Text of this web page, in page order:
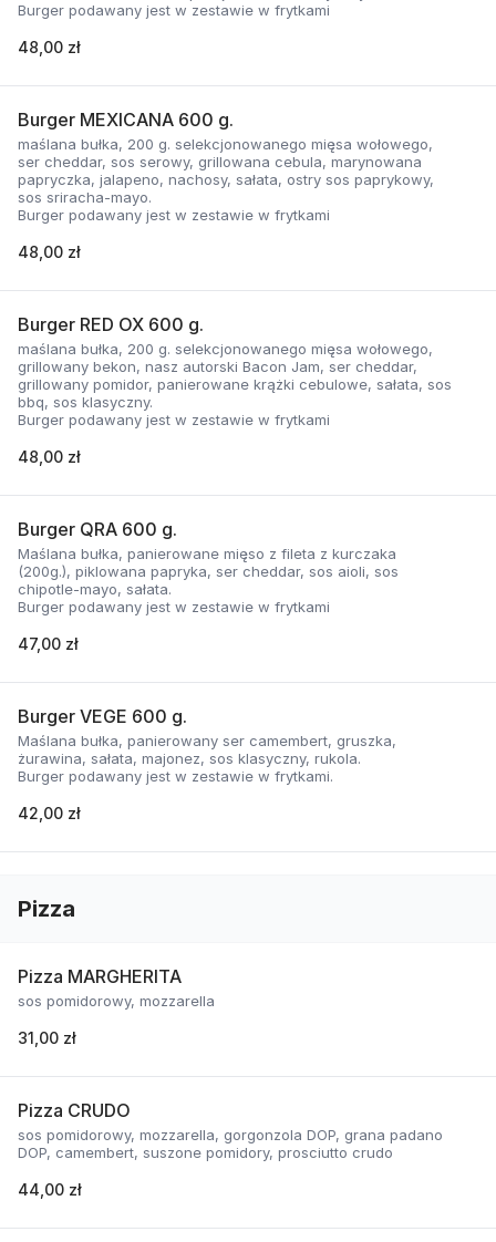
Burger podawany jest w zestawie w frytkami
48,00 zł
Burger MEXICANA 600 g.
maślana bułka, 200 g. selekcjonowanego mięsa wołowego,
ser cheddar, sos serowy, grillowana cebula, marynowana
papryczka, jalapeno, nachosy, sałata, ostry sos paprykowy,
sos sriracha-mayo.
Burger podawany jest w zestawie w frytkami
48,00 zł
Burger RED OX 600 g.
maślana bułka, 200 g. selekcjonowanego mięsa wołowego,
grillowany bekon, nasz autorski Bacon Jam, ser cheddar,
grillowany pomidor, panierowane krążki cebulowe, sałata, sos
bbq, sos klasyczny.
Burger podawany jest w zestawie w frytkami
48,00 zł
Burger QRA 600 g.
Maślana bułka, panierowane mięso z fileta z kurczaka
(200g.), piklowana papryka, ser cheddar, sos aioli, sos
chipotle-mayo, sałata.
Burger podawany jest w zestawie w frytkami
47,00 zł
Burger VEGE 600 g.
Maślana bułka, panierowany ser camembert, gruszka,
żurawina, sałata, majonez, sos klasyczny, rukola.
Burger podawany jest w zestawie w frytkami.
42,00 zł
Pizza
Pizza MARGHERITA
sos pomidorowy, mozzarella
31,00 zł
Pizza CRUDO
sos pomidorowy, mozzarella, gorgonzola DOP, grana padano
DOP, camembert, suszone pomidory, prosciutto crudo
44,00 zł